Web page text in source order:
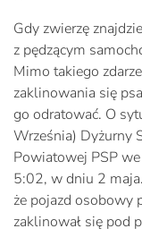
Gdy zwierzę
z pędzącym
Mimo takiego
zaklinowania się
go odratować. O
Września) Dyżurny
Powiatowej PSP
5:02, w dniu 2
że pojazd osobowy
zaklinował się pod